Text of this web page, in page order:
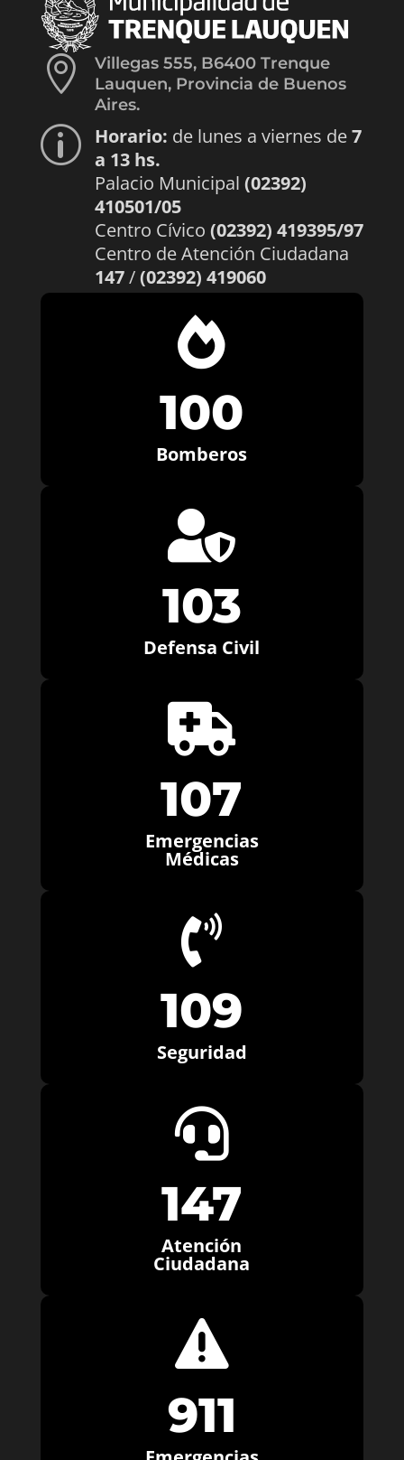

Villegas 555, B6400 Trenque
Lauquen, Provincia de Buenos
Aires.
p Horario: de lunes a viernes de7
a 13 hs.
Palacio Municipal (02392)
410501/05
Centro Cívico (02392) 419395/97
Centro de Atención Ciudadana
147/(02392) 419060

100
Bomberos

103
Defensa Civil

107
Emergencias
Médicas

109
Seguridad

147
Atención
Ciudadana

911